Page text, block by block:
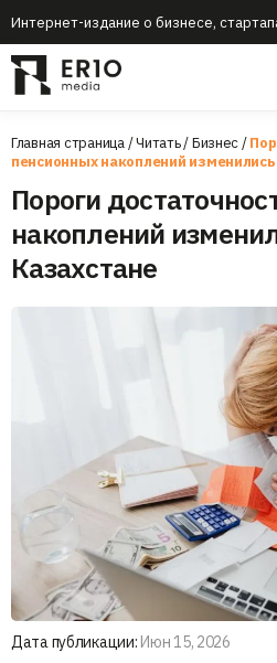
Интернет-издание о бизнесе,
Главная страница/Читать/Бизнес/
пенсионных накоплений
Пороги
накоплений
Казахстане
Дата публикации: Июн 15, 2026